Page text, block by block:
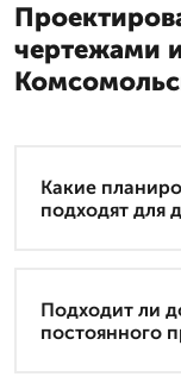
чертежами
Какие
подходят для
Подходит ли
постоянного